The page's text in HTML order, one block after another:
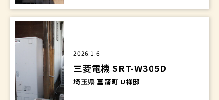
2026.1.6
三菱電機 SRT-W305D
埼玉県 菖蒲町 U様邸